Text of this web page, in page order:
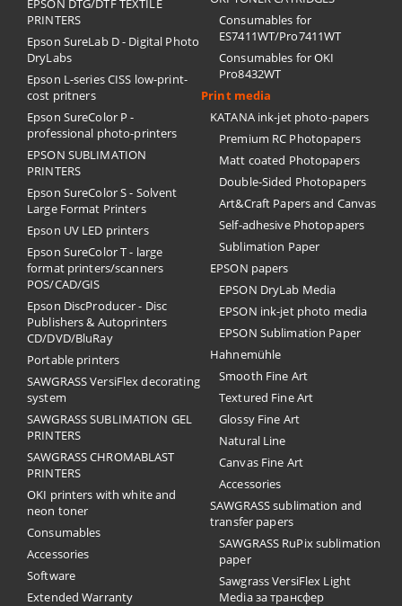
EPSON DTG/DTF TEXTILE
PRINTERS
Epson SureLab D - Digital Photo
DryLabs
Epson L-series CISS low-print-
cost pritners
Epson SureColor P -
professional photo-printers
EPSON SUBLIMATION
PRINTERS
Epson SureColor S - Solvent
Large Format Printers
Epson UV LED printers
Epson SureColor T - large
format printers/scanners
POS/CAD/GIS
Epson DiscProducer - Disc
Publishers & Autoprinters
CD/DVD/BluRay
Portable printers
SAWGRASS VersiFlex decorating
system
SAWGRASS SUBLIMATION GEL
PRINTERS
SAWGRASS CHROMABLAST
PRINTERS
OKI printers with white and
neon toner
Consumables
Accessories
Software
Extended Warranty
Consumables for
ES7411WT/Pro7411WT
Consumables for OKI
Pro8432WT
Print media
KATANA ink-jet photo-papers
Premium RC Photopapers
Matt coated Photopapers
Double-Sided Photopapers
Art&Craft Papers and Canvas
Self-adhesive Photopapers
Sublimation Paper
EPSON papers
EPSON DryLab Media
EPSON ink-jet photo media
EPSON Sublimation Paper
Hahnemühle
Smooth Fine Art
Textured Fine Art
Glossy Fine Art
Natural Line
Canvas Fine Art
Accessories
SAWGRASS sublimation and
transfer papers
SAWGRASS RuPix sublimation
paper
Sawgrass VersiFlex Light
Media за трансфер